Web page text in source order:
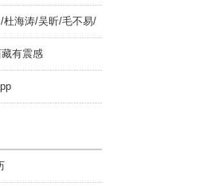
杜海涛/吴昕/毛不易/
有震感